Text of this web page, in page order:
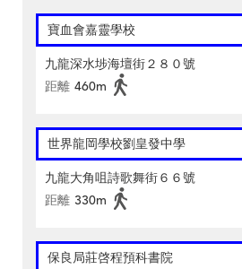
寶血會嘉靈學校
九龍深水埗海壇街２８０號
距離 460m
世界龍岡學校劉皇發中學
九龍大角咀詩歌舞街６６號
距離 330m
保良局莊啓程預科書院